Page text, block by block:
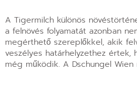
A Tigermilch különös
a felnövés folyamatát azonban
megérthető szereplőkkel, akik
veszélyes határhelyzethez
még működik. A Dschungel